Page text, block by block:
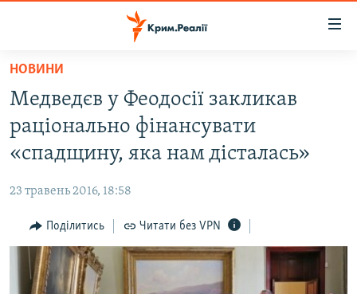
Перейти
основного
матеріалу
Перейти
до
основної
навігації
Перейти
до
пошуку
ВОДА.КРИМ
ВІДЕО ТА ФОТО
БЛОГИ
ПОГЛЯД
ІНТЕРВ'Ю
ВСЕ ЗА ДЕНЬ
НОВИНИ
Медведєв у Феодосії закликав
раціонально фінансувати
«спадщину, яка нам дісталась»
23 травень 2016, 18:58
Поділитись Читати без VPN